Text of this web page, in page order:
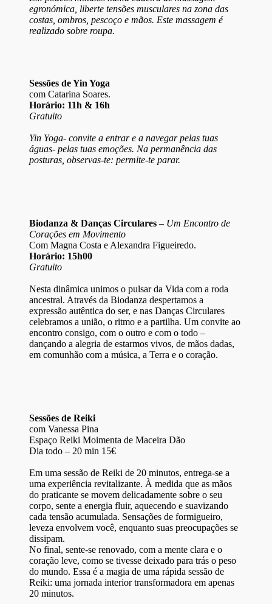
egronómica, liberte tensões musculares na zona das
costas, ombros, pescoço e mãos. Este massagem é
realizado sobre roupa.
Sessões de Yin Yoga
com Catarina Soares.
Horário: 11h & 16h
Gratuito
Yin Yoga- convite a entrar e a navegar pelas tuas
águas- pelas tuas emoções. Na permanência das
posturas, observas-te: permite-te parar.
Biodanza & Danças Circulares – Um Encontro de
Corações em Movimento
Com Magna Costa e Alexandra Figueiredo.
Horário: 15h00
Gratuito
Nesta dinâmica unimos o pulsar da Vida com a roda
ancestral. Através da Biodanza despertamos a
expressão autêntica do ser, e nas Danças Circulares
celebramos a união, o ritmo e a partilha. Um convite ao
encontro consigo, com o outro e com o todo –
dançando a alegria de estarmos vivos, de mãos dadas,
em comunhão com a música, a Terra e o coração.
Sessões de Reiki
com Vanessa Pina
Espaço Reiki Moimenta de Maceira Dão
Dia todo – 20 min 15€
Em uma sessão de Reiki de 20 minutos, entrega-se a
uma experiência revitalizante. À medida que as mãos
do praticante se movem delicadamente sobre o seu
corpo, sente a energia fluir, aquecendo e suavizando
cada tensão acumulada. Sensações de formigueiro,
leveza envolvem você, enquanto suas preocupações se
dissipam.
No final, sente-se renovado, com a mente clara e o
coração leve, como se tivesse deixado para trás o peso
do mundo. Essa é a magia de uma rápida sessão de
Reiki: uma jornada interior transformadora em apenas
20 minutos.